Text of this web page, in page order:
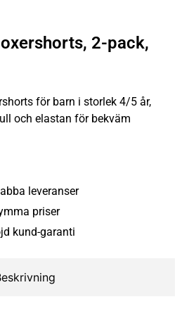
2-pack,
för barn i storlek 4/5 år,
och elastan för bekväm
leveranser
priser
kund-garanti